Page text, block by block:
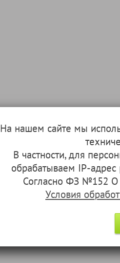
На нашем сайте мы
В частности, для
обрабатываем IP-
Согласно ФЗ №152 О
Условия